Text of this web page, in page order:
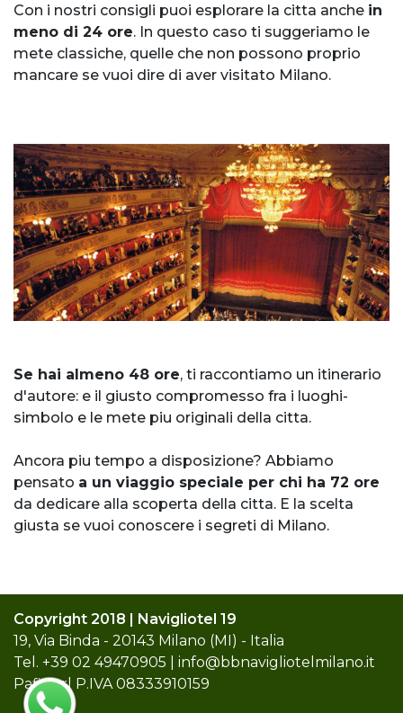
Con i nostri consigli puoi esplorare la citta anche in
meno di 24 ore. In questo caso ti suggeriamo le
mete classiche, quelle che non possono proprio
mancare se vuoi dire di aver visitato Milano.
Se hai almeno 48 ore, ti raccontiamo un itinerario
d'autore: e il giusto compromesso fra i luoghi-
simbolo e le mete piu originali della citta.
Ancora piu tempo a disposizione? Abbiamo
pensato a un viaggio speciale per chi ha 72 ore
da dedicare alla scoperta della citta. E la scelta
giusta se vuoi conoscere i segreti di Milano.
Copyright 2018 | Navigliotel 19
19, Via Binda - 20143 Milano (MI) - Italia
Tel. +39 02 49470905
info@bbnavigliotelmilano.it
Pafin srl P.IVA 08333910159